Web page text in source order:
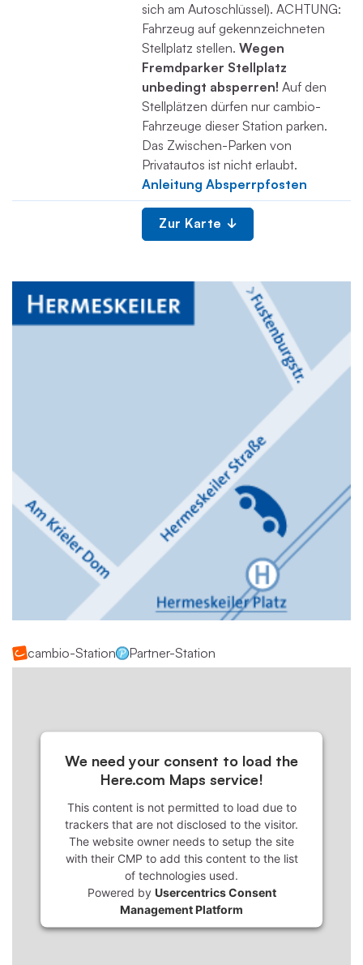
sich am Autoschlüssel). ACHTUNG:
Fahrzeug auf gekennzeichneten
Stellplatz stellen. Wegen
Fremdparker Stellplatz
unbedingt absperren! Auf den
Stellplätzen dürfen nur cambio-
Fahrzeuge dieser Station parken.
Das Zwischen-Parken von
Privatautos ist nicht erlaubt.
Anleitung Absperrpfosten
Zur Karte
cambio-Station Partner-Station
We need your consent to load the
Here.com Maps service!
This content is not permitted to load due to
trackers that are not disclosed to the visitor.
The website owner needs to setup the site
with their CMP to add this content to the list
of technologies used.
Powered by Usercentrics Consent
Management Platform